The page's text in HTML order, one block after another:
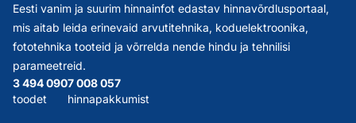
Eesti vanim ja suurim hinnainfot edastav hinnavõrdlusportaal,
mis aitab leida erinevaid arvutitehnika, koduelektroonika,
fototehnika tooteid ja võrrelda nende hindu ja tehnilisi
parameetreid.
3 494 090
toodet
7 008 057
hinnapakkumist